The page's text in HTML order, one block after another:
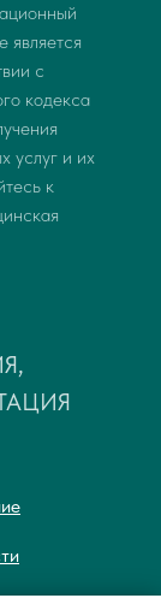
является
с
кодекса
услуг и их
к